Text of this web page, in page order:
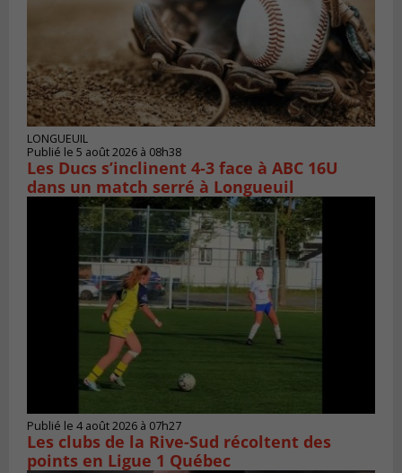
LONGUEUIL
Publié le 5 août 2026 à 08h38
Les Ducs s’inclinent 4‑3 face à ABC 16U
dans un match serré à Longueuil
Publié le 4 août 2026 à 07h27
Les clubs de la Rive-Sud récoltent des
points en Ligue 1 Québec